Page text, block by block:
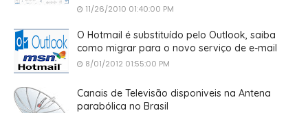
11/26/2010 01:40:00 PM
O Hotmail é substituído pelo Outlook, saiba
como migrar para o novo serviço de e-mail
8/01/2012 01:55:00 PM
Canais de Televisão disponiveis na Antena
parabólica no Brasil